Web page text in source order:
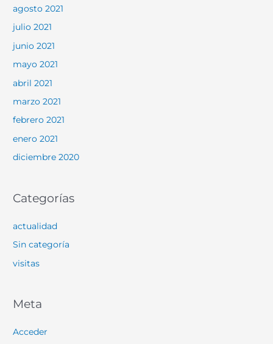
agosto 2021
julio 2021
junio 2021
mayo 2021
abril 2021
marzo 2021
febrero 2021
enero 2021
diciembre 2020
Categorías
actualidad
Sin categoría
visitas
Meta
Acceder